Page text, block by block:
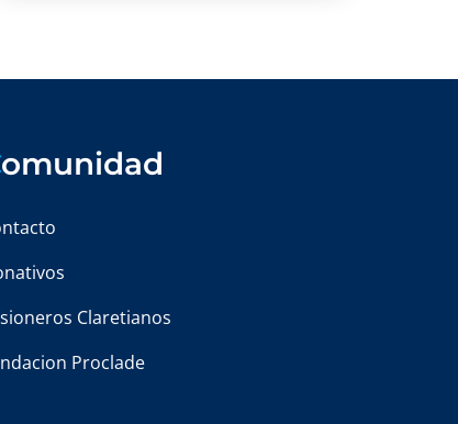
omunidad
Claretianos
Proclade